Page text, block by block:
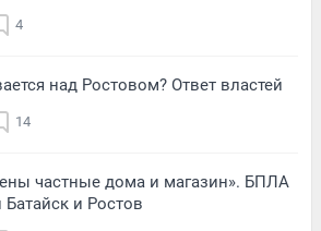
4
над Ростовом? Ответ властей
14
частные дома и магазин». БПЛА
Батайск и Ростов